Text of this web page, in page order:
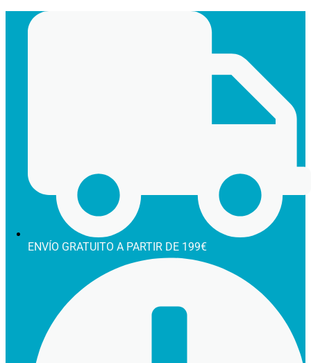
Ir
ENVÍO GRATUITO A PARTIR DE 199€